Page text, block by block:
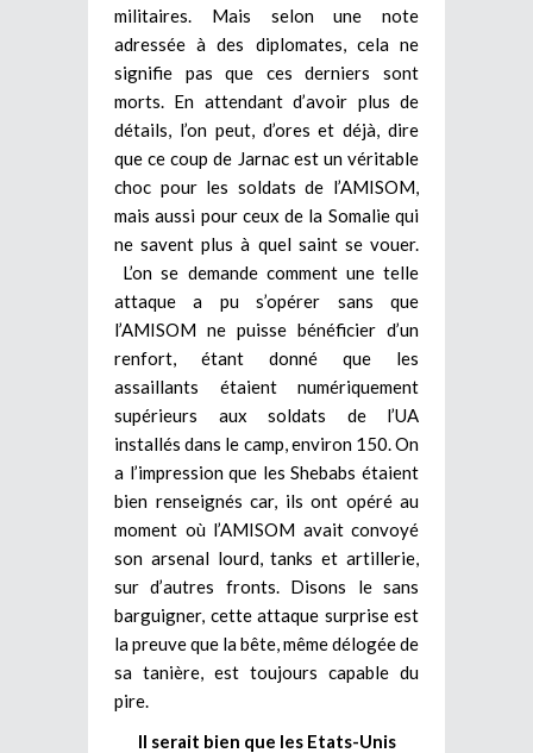
militaires. Mais selon une note
adressée à des diplomates, cela ne
signifie pas que ces derniers sont
morts. En attendant d’avoir plus de
détails, l’on peut, d’ores et déjà, dire
que ce coup de Jarnac est un véritable
choc pour les soldats de l’AMISOM,
mais aussi pour ceux de la Somalie qui
ne savent plus à quel saint se vouer.
L’on se demande comment une telle
attaque a pu s’opérer sans que
l’AMISOM ne puisse bénéficier d’un
renfort, étant donné que les
assaillants étaient numériquement
supérieurs aux soldats de l’UA
installés dans le camp, environ 150. On
a l’impression que les Shebabs étaient
bien renseignés car, ils ont opéré au
moment où l’AMISOM avait convoyé
son arsenal lourd, tanks et artillerie,
sur d’autres fronts. Disons le sans
barguigner, cette attaque surprise est
la preuve que la bête, même délogée de
sa tanière, est toujours capable du
pire.
Il serait bien que les Etats-Unis